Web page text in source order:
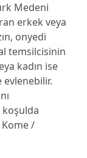
Medeni
erkek veya
onyedi
temsilcisinin
kadın ise
koşulda
/